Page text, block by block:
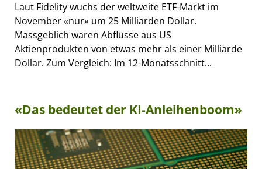
Laut Fidelity wuchs der weltweite ETF-Markt im
November «nur» um 25 Milliarden Dollar.
Massgeblich waren Abflüsse aus US
Aktienprodukten von etwas mehr als einer Milliarde
Dollar. Zum Vergleich: Im 12-Monatsschnitt...
«Das bedeutet der KI-Anleihenboom»